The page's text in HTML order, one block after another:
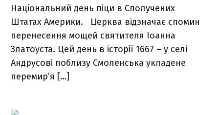
Національний день піци в Сполучених
Штатах Америки. Церква відзначає спомин
перенесення мощей святителя Іоанна
Златоуста. Цей день в історії 1667 – у селі
Андрусові поблизу Смоленська укладене
перемир’я […]